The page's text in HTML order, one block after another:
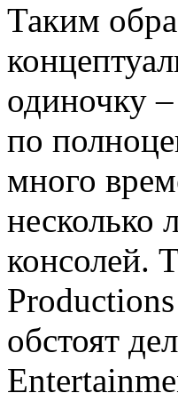
Таким
одиночку –
по
много
несколько
консолей.
Productions
обстоят